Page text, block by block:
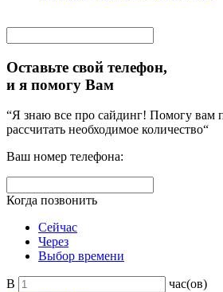
Оставьте свой телефон,
и я помогу Вам
“Я знаю все про сайдинг! Помогу вам
рассчитать необходимое количество“
Ваш номер телефона:
Когда позвонить
Сейчас
Через
Выбор времени
В
час(ов)